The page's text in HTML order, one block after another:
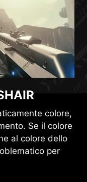
colore,
Se il colore
al colore dello
per